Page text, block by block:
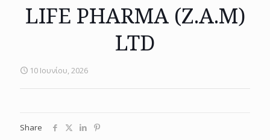
LIFE PHARMA (Z.A.M)
LTD
10 Ιουνίου, 2026
Share